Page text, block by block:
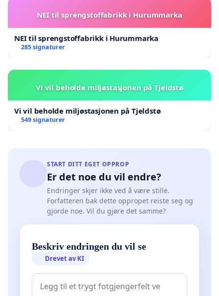
NEI til sprengstoffabrikk i Hurummarka
NEI til sprengstoffabrikk i Hurummarka
285 signaturer
Vi vil beholde miljøstasjonen på Tjeldstø
Vi vil beholde miljøstasjonen på Tjeldstø
549 signaturer
START DITT EGET OPPROP
Er det noe du vil endre?
Endringer skjer ikke ved å være stille.
Forfatteren bak dette oppropet reiste seg og
gjorde noe. Vil du gjøre det samme?
Beskriv endringen du vil se
Drevet av KI